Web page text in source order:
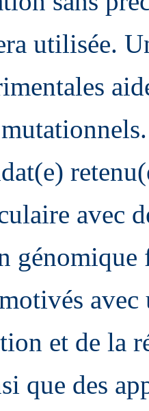
utilisée.
avec
et de la
que des